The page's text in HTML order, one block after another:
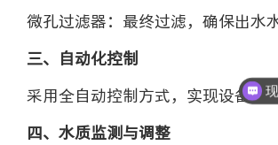
微孔过滤器：最终过滤，确保出水
三、自动化控制
采用全自动控制方式，实现设备的
四、水质监测与调整